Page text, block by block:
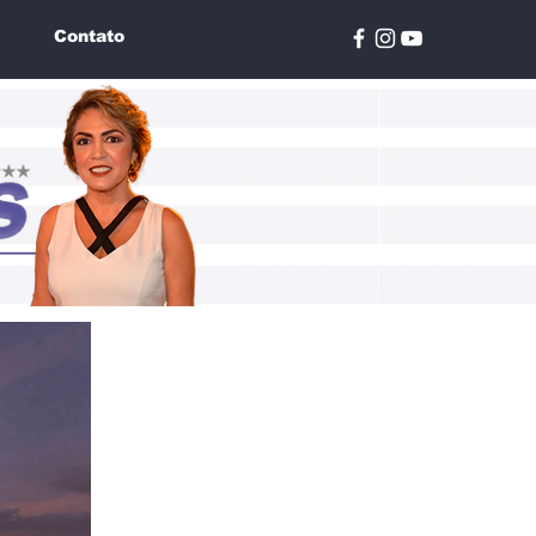
Contato